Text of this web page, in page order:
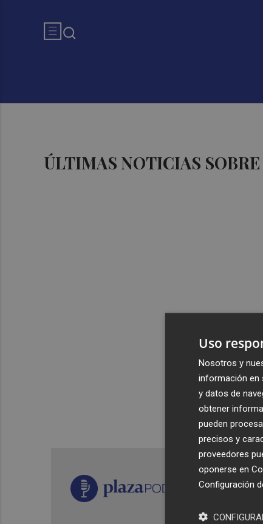
ÚLTIMAS NOTICIAS
Uso
Nosotros y
información en
y datos de
obtener
pueden
precisos y
proveedores
oponerse en
Configuración